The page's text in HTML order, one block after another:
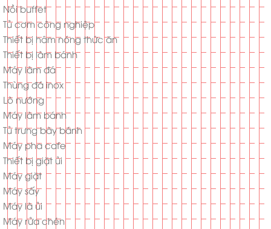
Nồi buffet
Tủ cơm công nghiệp
Thiết bị hâm nóng thức ăn
Thiết bị làm bánh
Máy làm đá
Thùng đá inox
Lò nướng
Máy làm bánh
Tủ trưng bày bánh
Máy pha cafe
Thiết bị giặt ủi
Máy giặt
Máy sấy
Máy là ủi
Máy rửa chén